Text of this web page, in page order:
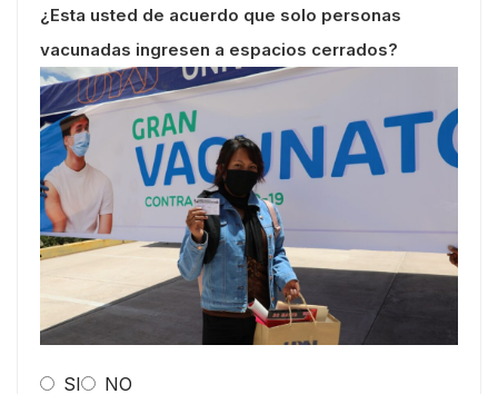
¿Esta usted de acuerdo que solo personas
vacunadas ingresen a espacios cerrados?
SI NO